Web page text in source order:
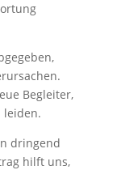
Begleiter,
leiden.
dringend
hilft uns,